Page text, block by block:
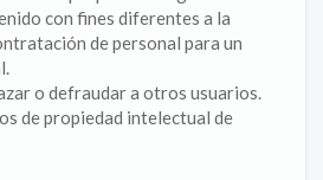
con fines diferentes a la
de personal para un
o defraudar a otros usuarios.
de propiedad intelectual de